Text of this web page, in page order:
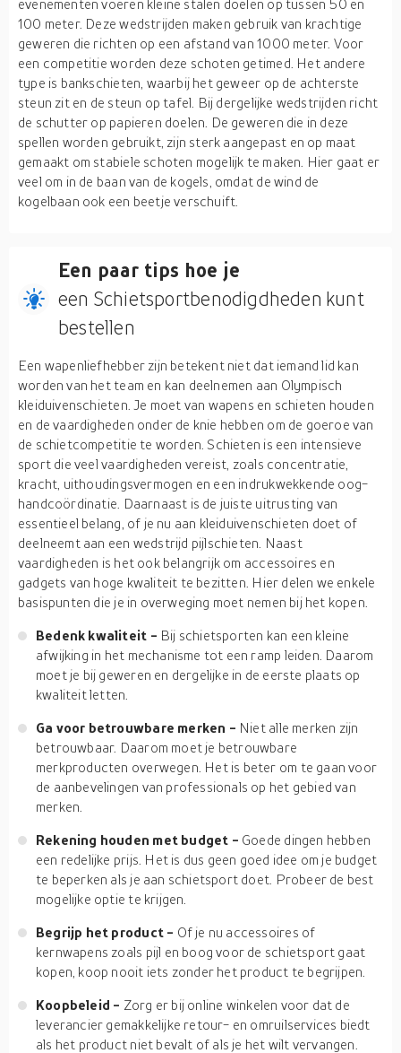
evenementen voeren kleine stalen doelen op tussen 50 en
100 meter. Deze wedstrijden maken gebruik van krachtige
geweren die richten op een afstand van 1000 meter. Voor
een competitie worden deze schoten getimed. Het andere
type is bankschieten, waarbij het geweer op de achterste
steun zit en de steun op tafel. Bij dergelijke wedstrijden richt
de schutter op papieren doelen. De geweren die in deze
spellen worden gebruikt, zijn sterk aangepast en op maat
gemaakt om stabiele schoten mogelijk te maken. Hier gaat er
veel om in de baan van de kogels, omdat de wind de
kogelbaan ook een beetje verschuift.
Een paar tips hoe je
een Schietsportbenodigdheden kunt
bestellen
Een wapenliefhebber zijn betekent niet dat iemand lid kan
worden van het team en kan deelnemen aan Olympisch
kleiduivenschieten. Je moet van wapens en schieten houden
en de vaardigheden onder de knie hebben om de goeroe van
de schietcompetitie te worden. Schieten is een intensieve
sport die veel vaardigheden vereist, zoals concentratie,
kracht, uithoudingsvermogen en een indrukwekkende oog-
handcoördinatie. Daarnaast is de juiste uitrusting van
essentieel belang, of je nu aan kleiduivenschieten doet of
deelneemt aan een wedstrijd pijlschieten. Naast
vaardigheden is het ook belangrijk om accessoires en
gadgets van hoge kwaliteit te bezitten. Hier delen we enkele
basispunten die je in overweging moet nemen bij het kopen.
Bedenk kwaliteit - Bij schietsporten kan een kleine
afwijking in het mechanisme tot een ramp leiden. Daarom
moet je bij geweren en dergelijke in de eerste plaats op
kwaliteit letten.
Ga voor betrouwbare merken - Niet alle merken zijn
betrouwbaar. Daarom moet je betrouwbare
merkproducten overwegen. Het is beter om te gaan voor
de aanbevelingen van professionals op het gebied van
merken.
Rekening houden met budget - Goede dingen hebben
een redelijke prijs. Het is dus geen goed idee om je budget
te beperken als je aan schietsport doet. Probeer de best
mogelijke optie te krijgen.
Begrijp het product - Of je nu accessoires of
kernwapens zoals pijl en boog voor de schietsport gaat
kopen, koop nooit iets zonder het product te begrijpen.
Koopbeleid - Zorg er bij online winkelen voor dat de
leverancier gemakkelijke retour- en omruilservices biedt
als het product niet bevalt of als je het wilt vervangen.